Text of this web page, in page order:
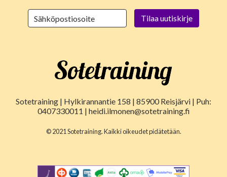
Sotetraining | Hylkirannantie 158 | 85900 Reisjärvi | Puh:
0407330011 | heidi.ilmonen@sotetraining.fi
© 2021 Sotetraining. Kaikki oikeudet pidätetään.